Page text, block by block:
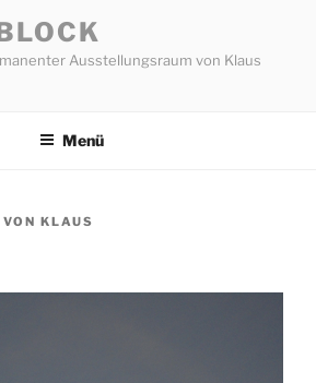
Ausstellungsraum von Klaus
Menü
VON KLAUS